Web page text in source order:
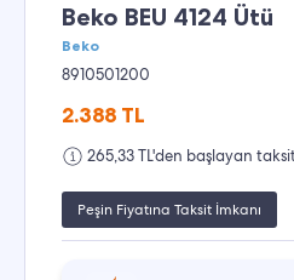
Beko BEU 4124 Ütü
Beko
8910501200
2.388 TL
265,33 TL'den başlayan
Peşin Fiyatına Taksit İmkanı